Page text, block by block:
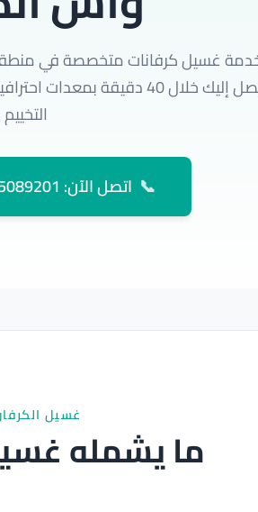
غسيل كرفانات متخصصة في منطقة
فريقنا يصل إليك خلال 40
📞 اتصل الآن: 65089201
غسيل
ما يشمله